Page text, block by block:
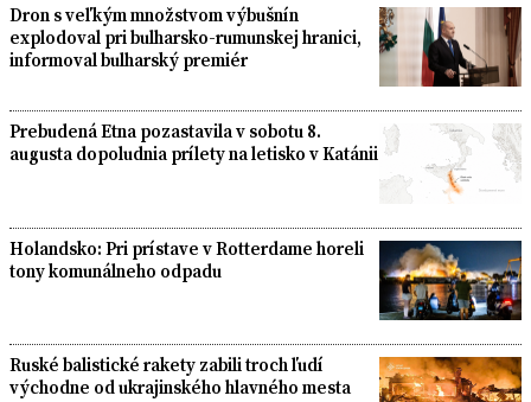
Dron s veľkým množstvom výbušnín
explodoval pri bulharsko-rumunskej hranici,
informoval bulharský premiér
Prebudená Etna pozastavila v sobotu 8.
augusta dopoludnia prílety na letisko v Katánii
Holandsko: Pri prístave v Rotterdame horeli
tony komunálneho odpadu
Ruské balistické rakety zabili troch ľudí
východne od ukrajinského hlavného mesta